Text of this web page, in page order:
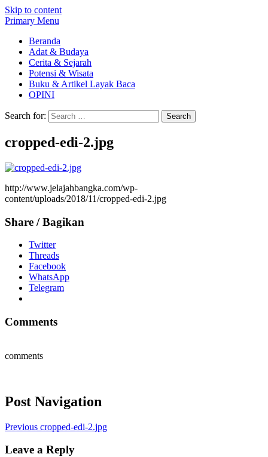
Skip to content
Primary Menu
Beranda
Adat & Budaya
Cerita & Sejarah
Potensi & Wisata
Buku & Artikel Layak Baca
OPINI
Search for:
cropped-edi-2.jpg
http://www.jelajahbangka.com/wp-
content/uploads/2018/11/cropped-edi-2.jpg
Share / Bagikan
Twitter
Threads
Facebook
WhatsApp
Telegram
Comments
comments
Post Navigation
Previous cropped-edi-2.jpg
Leave a Reply